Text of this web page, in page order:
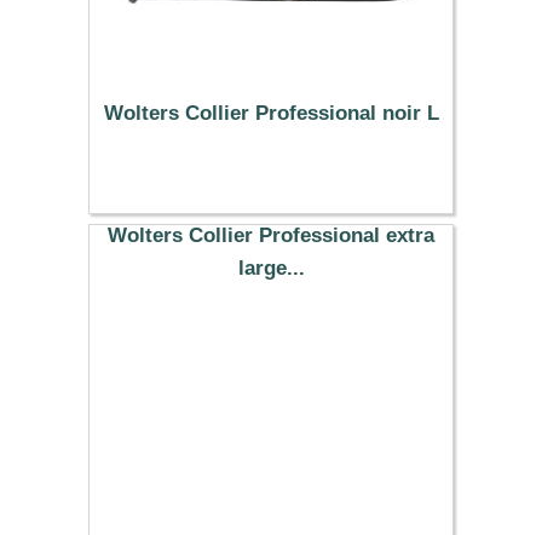
Wolters Collier Professional noir L
9.93 €
Wolters Collier Professional extra
large...